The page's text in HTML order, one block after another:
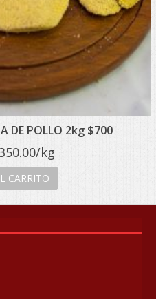
DE POLLO 2kg $700
El
precio
actual
$350.00.
/kg
CARRITO